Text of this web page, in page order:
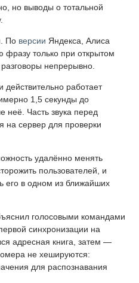
но выводы о тотальной
По версии Яндекса, Алиса
фразу только при открытом
непрерывно.
работает
1,5 секунды до
неё. Часть звука перед
на сервер для проверки
удалённо менять
пользователей, и
его в одном из ближайших
голосовыми командами
синхронизации на
адресная книга, затем —
не хешируются:
для распознавания